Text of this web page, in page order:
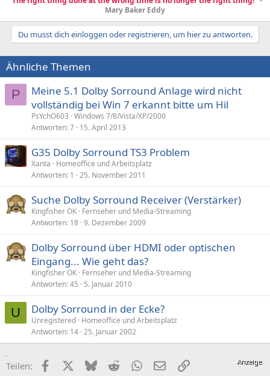
Mary Baker Eddy
Du musst dich einloggen oder registrieren, um hier zu antworten.
Ähnliche Themen
P
Meine 5.1 Dolby Sorround Anlage wird nicht
vollständig bei Win 7 erkannt bitte um Hil
PsYchO603 Windows 7/8/Vista/XP/2000
Antworten 7 15. April 2013
G35 Dolby Sorround TS3 Problem
Xanta
Homeoffice und Arbeitsplatz
Antworten 1 25. November 2011
Suche Dolby Sorround Receiver (Verstärker)
Kingfisher OK Fernseher und Media-Streaming
Antworten 18 9. Dezember 2009
Dolby Sorround über HDMI oder optischen
Eingang... Wie geht das?
Kingfisher OK Fernseher und Media-Streaming
Antworten 45 5. Januar 2010
U Dolby Sorround in der Ecke?
Unregistered Homeoffice und Arbeitsplatz
Antworten 14 25. Januar 2002
Teilen: FacebookX (Twitter)
BlueskyRedditWhatsApp
E-MailLink